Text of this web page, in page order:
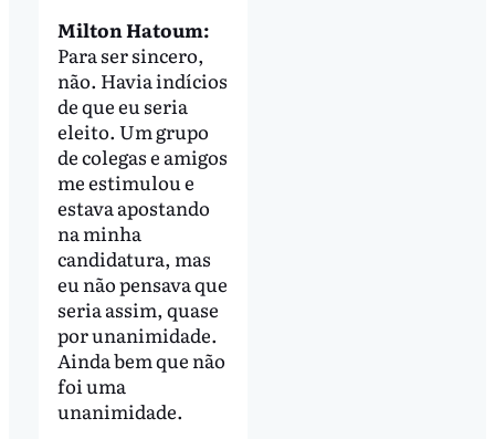
Milton Hatoum:
Para ser sincero,
não. Havia indícios
de que eu seria
eleito. Um grupo
de colegas e amigos
me estimulou e
estava apostando
na minha
candidatura, mas
eu não pensava que
seria assim, quase
por unanimidade.
Ainda bem que não
foi uma
unanimidade.